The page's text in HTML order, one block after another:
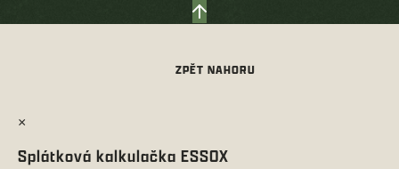
×
Splátková kalkulačka ESSOX